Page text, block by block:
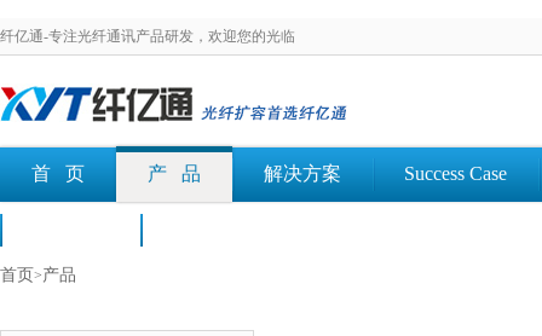
纤亿通-专注光纤通讯产品研发，欢迎您的光临
首 页 产 品 解决方案 Success Case
首页 >产品